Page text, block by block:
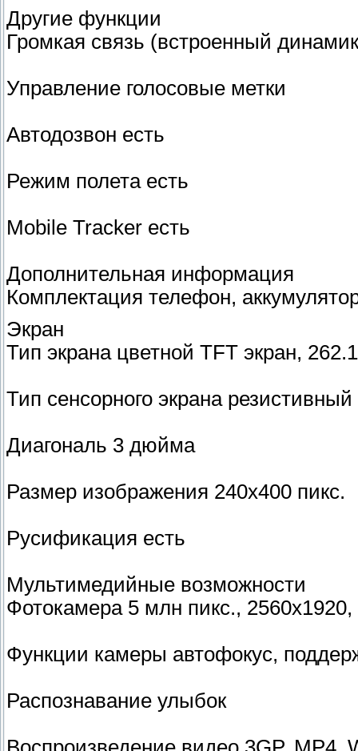
Другие функции
Громкая связь (встроенный
Управление голосовые метки
Автодозвон есть
Режим полета есть
Mobile Tracker есть
Дополнительная информация
Комплектация телефон,
Экран
Тип экрана цветной TFT экран,
Тип сенсорного экрана резистивный
Диагональ 3 дюйма
Размер изображения 240x400 пикс.
Русификация есть
Мультимедийные возможности
Фотокамера 5 млн пикс.,
Функции камеры автофокус,
Распознавание улыбок